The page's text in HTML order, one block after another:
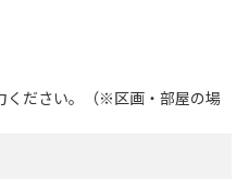
ください。（※区画・部屋の場